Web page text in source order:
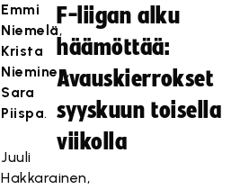
Emmi
Niemelä,
Krista
Nieminen,
Sara
Piispa.
Juuli
Hakkarainen,
F-liigan alku
häämöttää:
Avauskierrokset
syyskuun toisella
viikolla